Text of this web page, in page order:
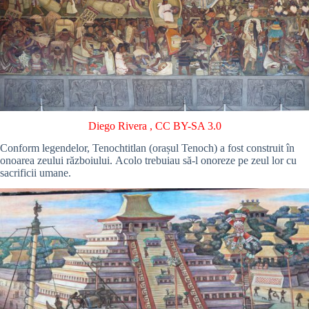
Diego Rivera , CC BY-SA 3.0
Conform legendelor, Tenochtitlan (orașul Tenoch) a fost construit în
onoarea zeului războiului. Acolo trebuiau să-l onoreze pe zeul lor cu
sacrificii umane.